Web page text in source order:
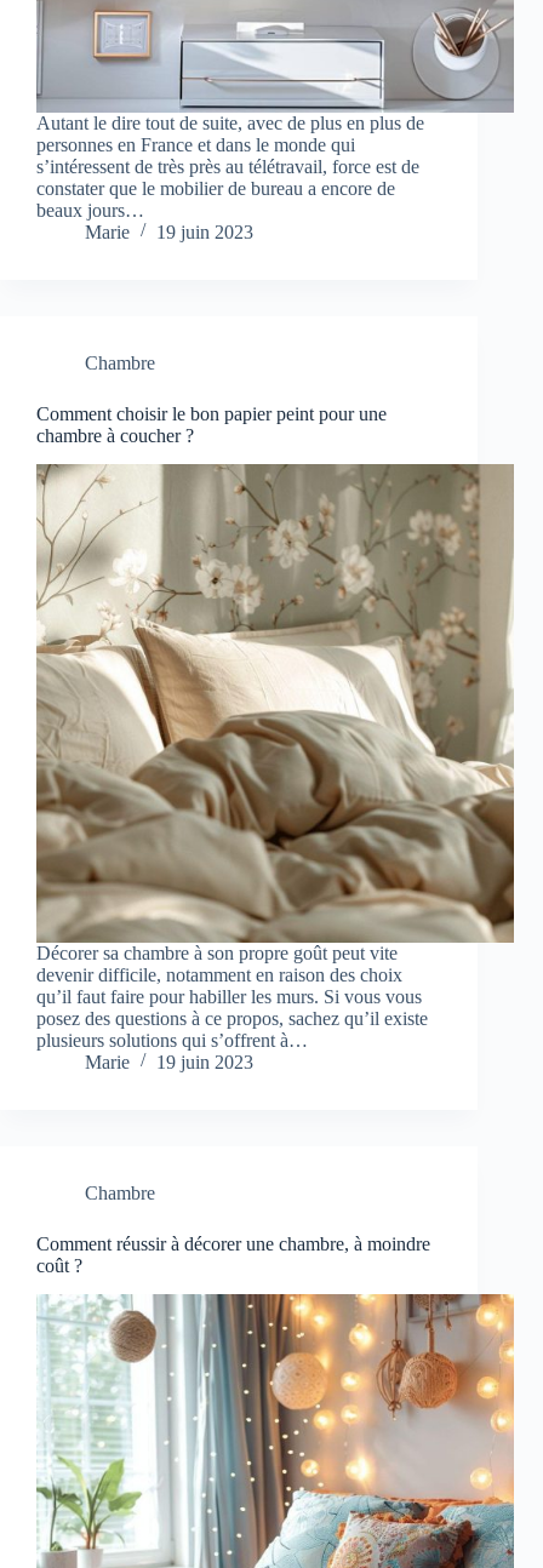
Autant le dire tout de suite, avec de plus en plus de
personnes en France et dans le monde qui
s’intéressent de très près au télétravail, force est de
constater que le mobilier de bureau a encore de
beaux jours…
Marie
19 juin 2023
Chambre
Comment choisir le bon papier peint pour une
chambre à coucher ?
Décorer sa chambre à son propre goût peut vite
devenir difficile, notamment en raison des choix
qu’il faut faire pour habiller les murs. Si vous vous
posez des questions à ce propos, sachez qu’il existe
plusieurs solutions qui s’offrent à…
Marie
19 juin 2023
Chambre
Comment réussir à décorer une chambre, à moindre
coût ?